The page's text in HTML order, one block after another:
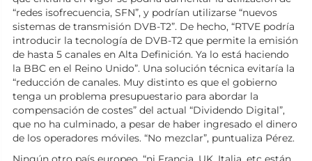
“redes isofrecuencia, SFN”, y podrían utilizarse “nuevos
sistemas de transmisión DVB-T2”. De hecho, “RTVE podría
introducir la tecnología de DVB-T2 que permite la emisión
de hasta 5 canales en Alta Definición. Ya lo está haciendo
la BBC en el Reino Unido”. Una solución técnica evitaría la
“reducción de canales. Muy distinto es que el gobierno
tenga un problema presupuestario para abordar la
compensación de costes” del actual “Dividendo Digital”,
que no ha culminado, a pesar de haber ingresado el dinero
de los operadores móviles. “No mezclar”, puntualiza Pérez.